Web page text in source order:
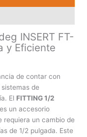
INSERT FT-
y Eficiente
de contar con
de
El FITTING 1/2
es un accesorio
requiera un cambio de
de 1/2 pulgada. Este